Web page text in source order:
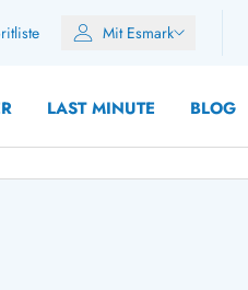
Mit Esmark
LAST MINUTE BLOG